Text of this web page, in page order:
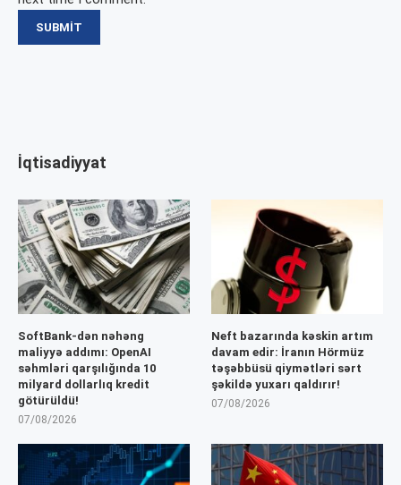
İqtisadiyyat
SoftBank-dən nəhəng
maliyyə addımı: OpenAI
səhmləri qarşılığında 10
milyard dollarlıq kredit
götürüldü!
07/08/2026
Neft bazarında kəskin artım
davam edir: İranın Hörmüz
təşəbbüsü qiymətləri sərt
şəkildə yuxarı qaldırır!
07/08/2026